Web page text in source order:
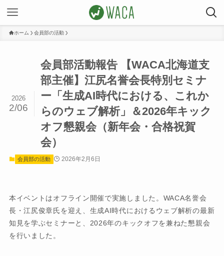
ホーム 会員部の活動
会員部活動報告 【WACA北海道支
部主催】江尻名誉会長特別セミナ
ー「生成AI時代における、これか
らのウェブ解析」＆2026年キック
オフ懇親会（新年会・合格祝賀
会）
2026
2/06
会員部の活動 2026年2月6日
本イベントはオフライン開催で実施しました。WACA名誉会
長・江尻俊章氏を迎え、生成AI時代におけるウェブ解析の最新
知見を学ぶセミナーと、2026年のキックオフを兼ねた懇親会
を行いました。